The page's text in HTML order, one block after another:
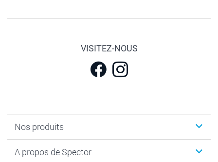
VISITEZ-NOUS
Nos produits
Faire-part & Cartes
A propos de Spector